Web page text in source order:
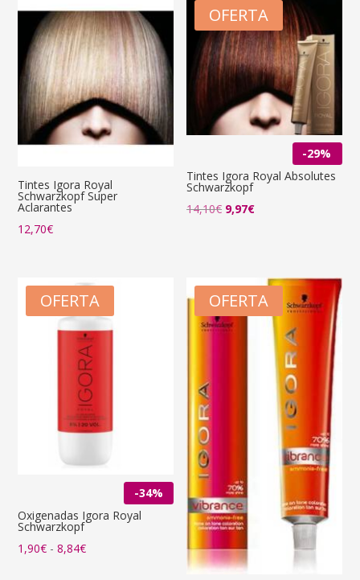
Tintes Igora Royal
Schwarzkopf Super
Aclarantes
12,70€
OFERTA
-29%
Tintes Igora Royal Absolutes
Schwarzkopf
14,10€ El
9,97€El
9,97€.
OFERTA
-34%
Oxigenadas Igora Royal
Schwarzkopf
1,90€ - 8,84€Rango
OFERTA